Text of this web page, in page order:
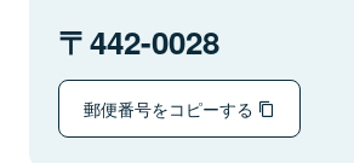
442-0028
郵便番号をコピーする